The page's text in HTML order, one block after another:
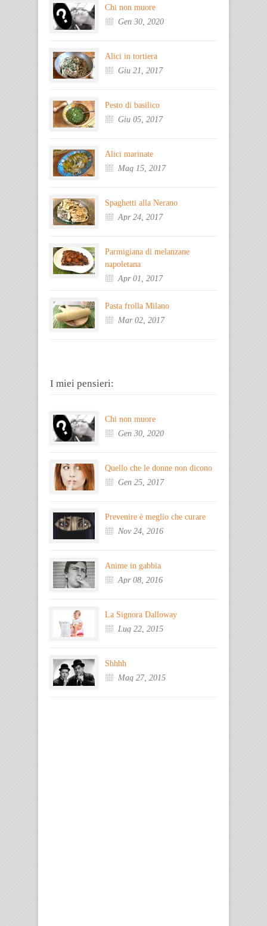
Chi non muore
Gen 30, 2020
Alici in tortiera
Giu 21, 2017
Pesto di basilico
Giu 05, 2017
Alici marinate
Mag 15, 2017
Spaghetti alla Nerano
Apr 24, 2017
Parmigiana di melanzane
napoletana
Apr 01, 2017
Pasta frolla Milano
Mar 02, 2017
I miei pensieri:
Chi non muore
Gen 30, 2020
Quello che le donne non dicono
Gen 25, 2017
Prevenire è meglio che curare
Nov 24, 2016
Anime in gabbia
Apr 08, 2016
La Signora Dalloway
Lug 22, 2015
Shhhh
Mag 27, 2015